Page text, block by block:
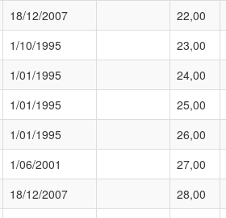
18/12/2007 22,00
1/10/1995 23,00
1/01/1995 24,00
1/01/1995 25,00
1/01/1995 26,00
1/06/2001 27,00
18/12/2007 28,00